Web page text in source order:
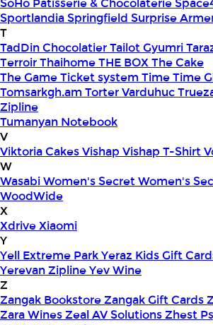
SoHo Patisserie & Chocolaterie
SportlandiaSpringfield Surprise
T
TadDin ChocolatierTailot Gyumri
TerroirThaihomeTHE BOXThe Cake
The GameTicket system TimeTime
Tomsarkgh.am Torter Varduhuc
Zipline
Tumanyan Notebook
V
Viktoria CakesVishap Vishap T-Shirt
W
WasabiWomen's SecretWomen's
WoodWide
X
XdriveXiaomi
Y
Yell Extreme ParkYeraz Kids Gift
Yerevan ZiplineYev Wine
Z
Zangak BookstoreZangak Gift Cards
Zara WinesZeal AV SolutionsZhest